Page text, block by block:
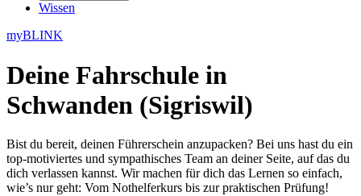
Wissen
myBLINK
Deine Fahrschule in
Schwanden (Sigriswil)
Bist du bereit, deinen Führerschein anzupacken? Bei uns hast du ein
top-motiviertes und sympathisches Team an deiner Seite, auf das du
dich verlassen kannst. Wir machen für dich das Lernen so einfach,
wie’s nur geht: Vom Nothelferkurs bis zur praktischen Prüfung!